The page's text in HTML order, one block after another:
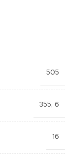
505
355, 6
16